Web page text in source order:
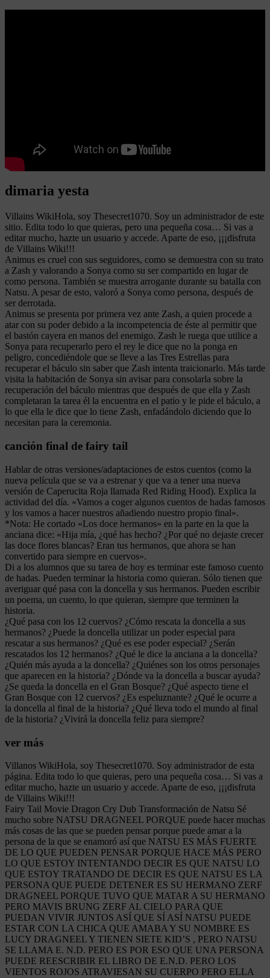
dimaria yesta
Villains WikiHola, soy Thesecret1070. Soy un administrador de este
sitio. Edita todo lo que quieras, pero una pequeña cosa… Si vas a
editar mucho, hazte un usuario y accede. Aparte de eso, ¡¡¡disfruta
de Villains Wiki!!!
Animus es cruel con sus seguidores, como se demuestra con su trato
a Zash y valorando a Sonya como su ser compartido en lugar de
como persona. También se muestra arrogante durante su batalla con
Natsu. A pesar de esto, valoró a Sonya como persona, después de
ser derrotada.
Animus se presenta por primera vez ante Zash, a quien procede a
atar con su poder debido a la incompetencia de éste al permitir que
el bastón cayera en manos del enemigo. Zash le ruega que utilice a
Sonya para recuperarlo pero el rey le dice que no la ponga en
peligro, concediéndole que se lleve a las Tres Estrellas para
recuperar el báculo sin saber que Zash intenta traicionarlo. Más tarde
visita la habitación de Sonya sin avisar para consolarla sobre la
recuperación del báculo mientras que después de que ella y Zash
completaran la tarea él la encuentra en el patio y le pide el báculo, a
lo que ella le dice que lo tiene Zash, enfadándolo diciendo que lo
necesitan para la ceremonia.
canción final de fairy tail
Hablar de otras versiones/adaptaciones de estos cuentos (como la
nueva película que se va a estrenar y que va a tener una nueva
versión de Caperucita Roja llamada Red Riding Hood). Explica la
actividad del día. «Vamos a coger algunos cuentos de hadas famosos
y los vamos a hacer nuestros añadiendo nuestro propio final».
*Nota: He cortado «Los doce hermanos» en la parte en la que la
anciana dice: «Hija mía, ¿qué has hecho? ¿Por qué no dejaste crecer
las doce flores blancas? Eran tus hermanos, que ahora se han
convertido para siempre en cuervos».
Di a los alumnos que su tarea de hoy es terminar este famoso cuento
de hadas. Pueden terminar la historia como quieran. Sólo tienen que
averiguar qué pasa con la doncella y sus hermanos. Pueden escribir
un poema, un cuento, lo que quieran, siempre que terminen la
historia.
¿Qué pasa con los 12 cuervos? ¿Cómo rescata la doncella a sus
hermanos? ¿Puede la doncella utilizar un poder especial para
rescatar a sus hermanos? ¿Qué es ese poder especial? ¿Serán
rescatados los 12 hermanos? ¿Qué le dice la anciana a la doncella?
¿Quién más ayuda a la doncella? ¿Quiénes son los otros personajes
que aparecen en la historia? ¿Dónde va la doncella a buscar ayuda?
¿Se queda la doncella en el Gran Bosque? ¿Qué aspecto tiene el
Gran Bosque con 12 cuervos? ¿Es espeluznante? ¿Qué le ocurre a
la doncella al final de la historia? ¿Qué lleva todo el mundo al final
de la historia? ¿Vivirá la doncella feliz para siempre?
ver más
Villanos WikiHola, soy Thesecret1070. Soy administrador de esta
página. Edita todo lo que quieras, pero una pequeña cosa… Si vas a
editar mucho, hazte un usuario y accede. Aparte de eso, ¡¡¡disfruta
de Villains Wiki!!!
Fairy Tail Movie Dragon Cry Dub Transformación de Natsu Sé
mucho sobre NATSU DRAGNEEL PORQUE puede hacer muchas
más cosas de las que se pueden pensar porque puede amar a la
persona de la que se enamoró así que NATSU ES MÁS FUERTE
DE LO QUE PUEDEN PENSAR PORQUE HACE MÁS PERO
LO QUE ESTOY INTENTANDO DECIR ES QUE NATSU LO
QUE ESTOY TRATANDO DE DECIR ES QUE NATSU ES LA
PERSONA QUE PUEDE DETENER ES SU HERMANO ZERF
DRAGNEEL PORQUE TUVO QUE MATAR A SU HERMANO
PERO MAVIS BRUNG ZERF AL CIELO PARA QUE
PUEDAN VIVIR JUNTOS ASÍ QUE SÍ ASÍ NATSU PUEDE
ESTAR CON LA CHICA QUE AMABA Y SU NOMBRE ES
LUCY DRAGNEEL Y TIENEN SIETE KID’S , PERO NATSU
SE LLAMA E. N.D. PERO ES POR ESO QUE UNA PERSONA
PUEDE REESCRIBIR EL LIBRO DE E.N.D. PERO LOS
VIENTOS ROJOS ATRAVIESAN SU CUERPO PERO ELLA